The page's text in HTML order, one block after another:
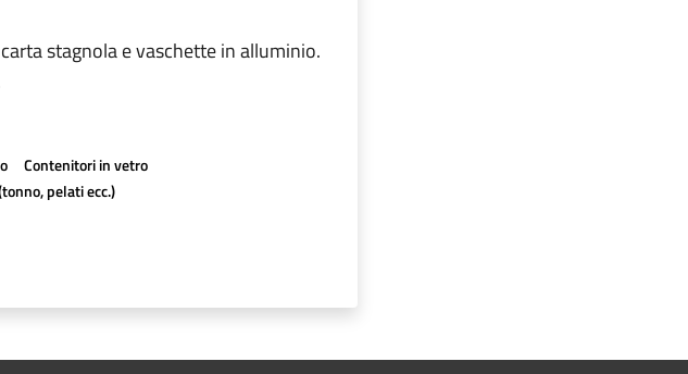
stagnola e vaschette in alluminio.
Contenitori in vetro
pelati ecc.)